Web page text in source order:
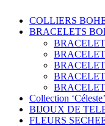
COLLIERS
BRACELETS
Collection ‘Céleste’
BIJOUX DE
FLEURS